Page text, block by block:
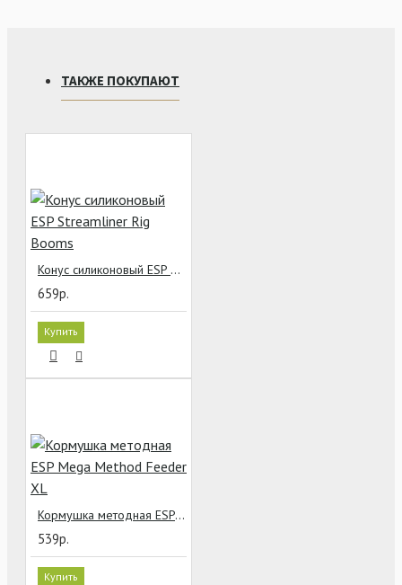
ТАКЖЕ ПОКУПАЮТ
Конус силиконовый ESP Streamliner Rig Booms
659р.
Купить
Кормушка методная ESP Mega Method Feeder XL
539р.
Купить